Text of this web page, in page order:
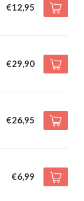
€12,95
€29,90
€26,95
€6,99